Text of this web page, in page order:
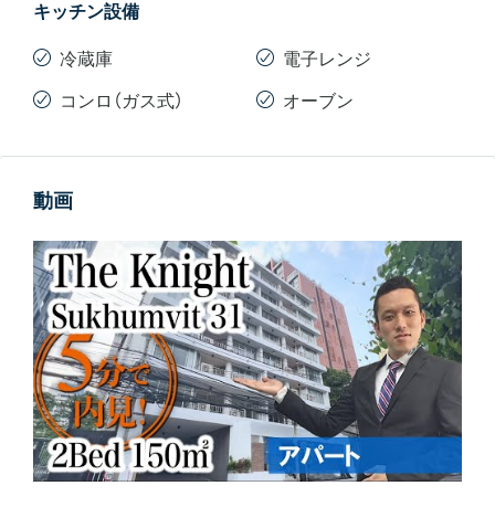
キッチン設備
冷蔵庫
コンロ（ガス式）
電子レンジ
オーブン
動画